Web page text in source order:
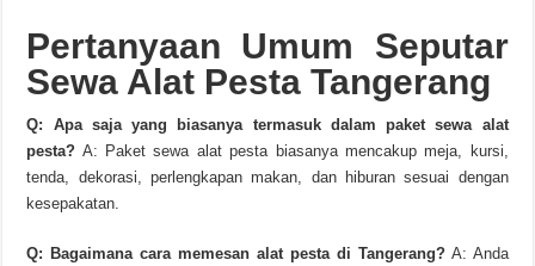
Pertanyaan Umum Seputar
Sewa Alat Pesta Tangerang
Q: Apa saja yang biasanya termasuk dalam paket sewa alat
pesta? A: Paket sewa alat pesta biasanya mencakup meja, kursi,
tenda, dekorasi, perlengkapan makan, dan hiburan sesuai dengan
kesepakatan.
Q: Bagaimana cara memesan alat pesta di Tangerang?A: Anda